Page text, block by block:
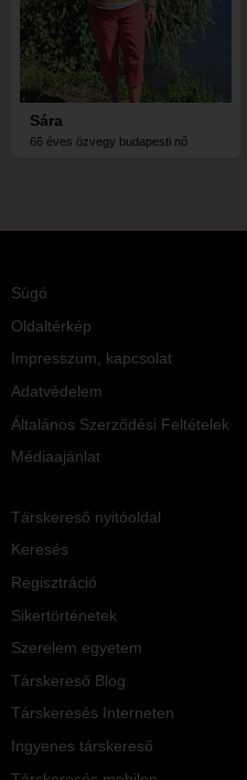
Sára
66 éves özvegy budapesti nő
Súgó
Oldaltérkép
Impresszum, kapcsolat
Adatvédelem
Általános Szerződési Feltételek
Médiaajánlat
Társkereső nyitóoldal
Keresés
Regisztráció
Sikertörténetek
Szerelem egyetem
Társkereső Blog
Társkeresés Interneten
Ingyenes társkereső